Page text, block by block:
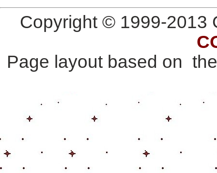
Copyright © 1999-
Page layout based on